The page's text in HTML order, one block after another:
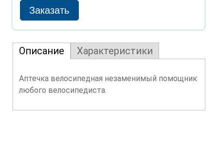
Описание Характеристики
Аптечка велосипедная незаменимый помощник
любого велосипедиста.